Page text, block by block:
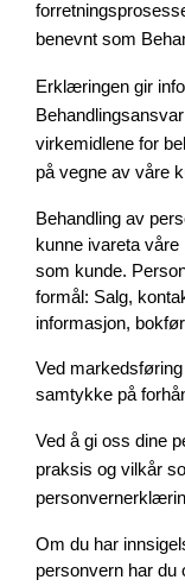
benevnt som
Erklæringen gir
virkemidlene for
på vegne av våre
Behandling av
kunne ivareta
som kunde.
formål: Salg,
informasjon,
Ved
samtykke på
Ved å gi oss dine
praksis og vilkår
Om du har
personvern har du